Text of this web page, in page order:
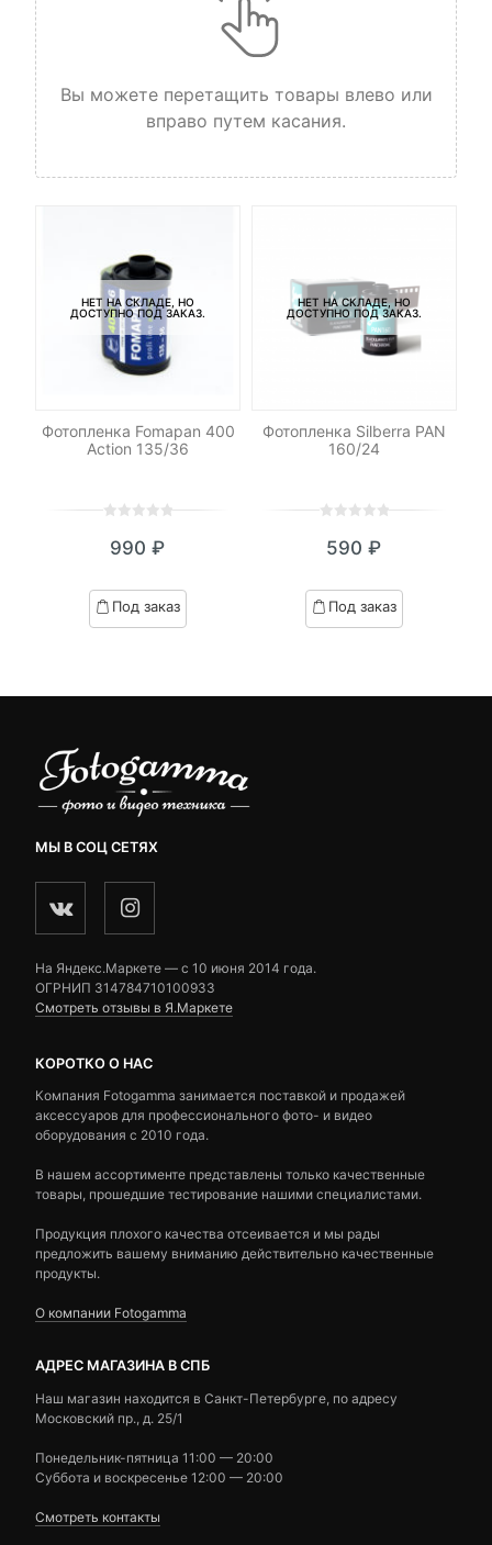
Вы можете перетащить товары влево или
вправо путем касания.
НЕТ НА СКЛАДЕ, НО
ДОСТУПНО ПОД ЗАКАЗ.
Фотопленка Fomapan 400
Action 135/36
out
based
on
990 ₽
Под заказ
НЕТ НА СКЛАДЕ, НО
ДОСТУПНО ПОД ЗАКАЗ.
Фотопленка Silberra PAN
160/24
out
based
on
590 ₽
Под заказ
МЫ В СОЦ СЕТЯХ
На Яндекс.Маркете — c 10 июня 2014 года.
ОГРНИП 314784710100933
Смотреть отзывы в Я.Маркете
КОРОТКО О НАС
Компания Fotogamma занимается поставкой и продажей
аксессуаров для профессионального фото- и видео
оборудования с 2010 года.
В нашем ассортименте представлены только качественные
товары, прошедшие тестирование нашими специалистами.
Продукция плохого качества отсеивается и мы рады
предложить вашему вниманию действительно качественные
продукты.
О компании Fotogamma
АДРЕС МАГАЗИНА В СПБ
Наш магазин находится в Санкт-Петербурге, по адресу
Московский пр., д. 25/1
Понедельник-пятница 11:00 — 20:00
Суббота и воскресенье 12:00 — 20:00
Смотреть контакты